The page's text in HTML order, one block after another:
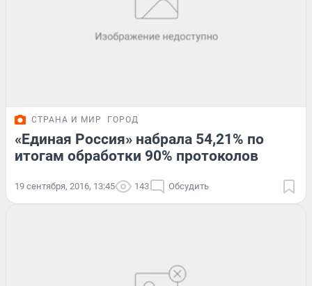
СТРАНА И МИР ГОРОД
«Единая Россия» набрала 54,21% по
итогам обработки 90% протоколов
19 сентября, 2016, 13:45 143 Обсудить